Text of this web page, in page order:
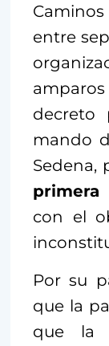
entre
decreto
mando
Sedena,
primera
con el
Por su
que la
que la